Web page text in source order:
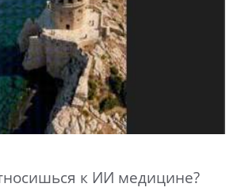
к ИИ медицине?